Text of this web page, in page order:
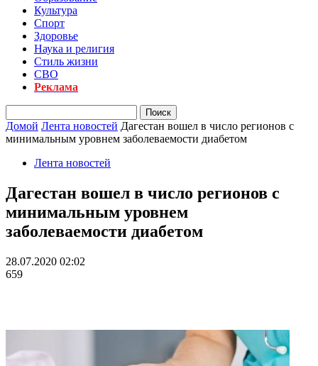
Культура
Спорт
Здоровье
Наука и религия
Стиль жизни
СВО
Реклама
Домой Лента новостей Дагестан вошел в число регионов с
минимальным уровнем заболеваемости диабетом
Лента новостей
Дагестан вошел в число регионов с
минимальным уровнем
заболеваемости диабетом
28.07.2020 02:02
659